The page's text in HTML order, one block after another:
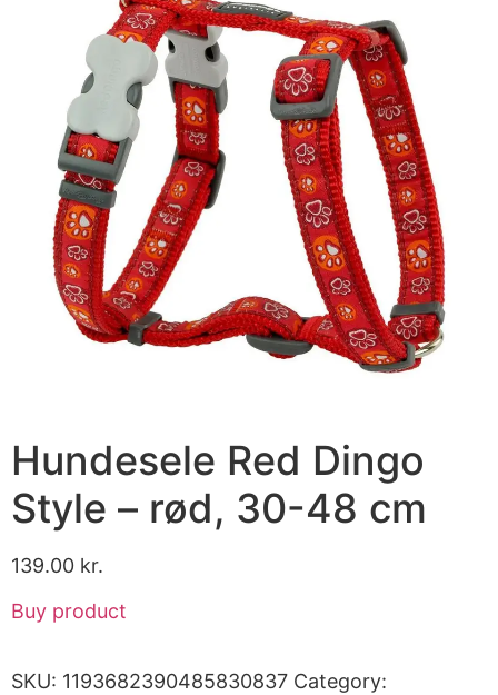
Hundesele Red Dingo
Style – rød, 30-48 cm
139.00 kr.
Buy product
SKU: 1193682390485830837 Category: